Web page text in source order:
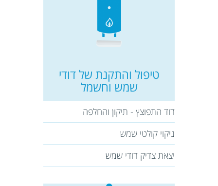
טיפול והתקנת של דודי
שמש וחשמל
דוד התפוצץ - תיקון והחלפה
ניקוי קולטי שמש
יצאת צדיק דודי שמש